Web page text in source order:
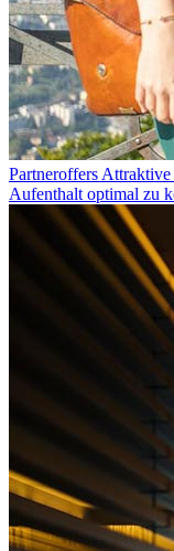
Partneroffers Attraktive
Aufenthalt optimal zu